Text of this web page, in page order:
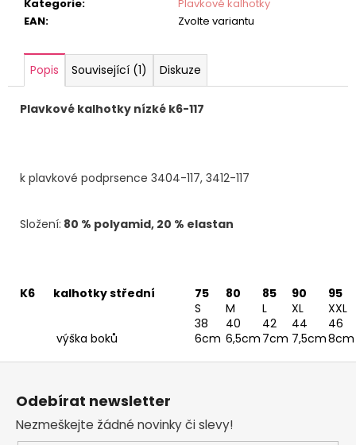
Kategorie:
Plavkové kalhotky
EAN: Zvolte variantu
Popis Související (1) Diskuze
Plavkové kalhotky nízké k6-117
k plavkové podprsence 3404-117, 3412-117
Složení: 80 % polyamid, 20 % elastan
K6 kalhotky střední 75 80 85 90
95
S
M L XL
XXL
38
40 42 44
46
výška boků
6cm 6,5cm 7cm 7,5cm8cm
Odebírat newsletter
Nezmeškejte žádné novinky či slevy!